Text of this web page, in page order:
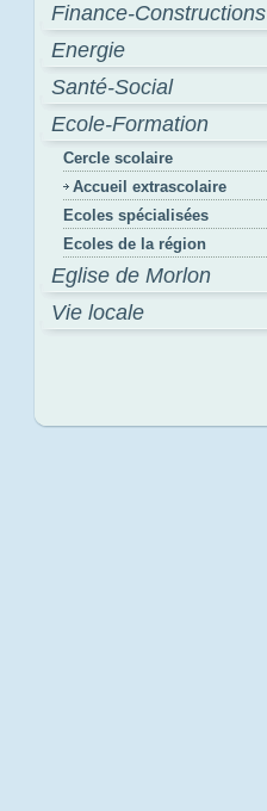
Finance-Constructions
Energie
Santé-Social
Ecole-Formation
Cercle scolaire
Accueil extrascolaire
Ecoles spécialisées
Ecoles de la région
Eglise de Morlon
Vie locale